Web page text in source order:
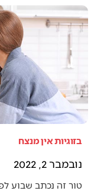
בזוגיות אין מנצח
נובמבר 2, 2022
טור זה נכתב שבוע